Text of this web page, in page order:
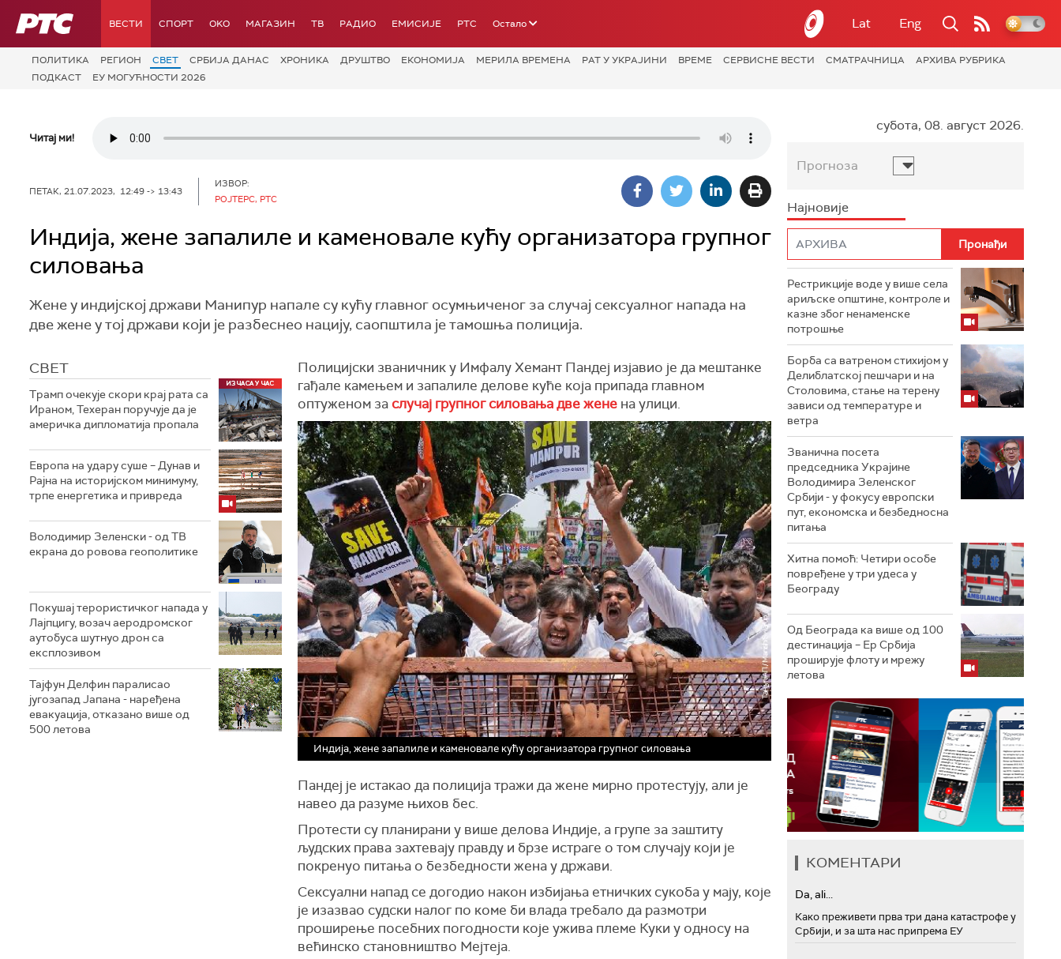
РТС ВЕСТИ СПОРТ OKO МАГАЗИН ТВ РАДИО ЕМИСИЈЕ РТС Остало Lat Eng
ПОЛИТИКА РЕГИОН СВЕТ СРБИЈА ДАНАС ХРОНИКА ДРУШТВО ЕКОНОМИЈА МЕРИЛА ВРЕМЕНА РАТ У УКРАЈИНИ ВРЕМЕ СЕРВИСНЕ ВЕСТИ СМАТРАЧНИЦА
АРХИВА РУБРИКА
ПОДКАСТ
ЕУ МОГУЋНОСТИ 2026
Читај ми!
ПЕТАК, 21.07.2023, 12:49 -> 13:43
ИЗВОР:
РОЈТЕРС, РТС
Индија, жене запалиле и каменовале кућу организатора групног
силовања
Жене у индијској држави Манипур напале су кућу главног осумњиченог за случај сексуалног напада на
две жене у тој држави који је разбеснео нацију, саопштила је тамошња полиција.
СВЕТ
Трамп очекује скори крај рата са
Ираном, Техеран поручује да је
америчка дипломатија пропала
Европа на удару суше – Дунав и
Рајна на историјском минимуму,
трпе енергетика и привреда
Володимир Зеленски - од ТВ
екрана до ровова геополитике
Покушај терористичког напада у
Лајпцигу, возач аеродромског
аутобуса шутнуо дрон са
експлозивом
Тајфун Делфин паралисао
југозапад Јапана - наређена
евакуација, отказано више од
500 летова
Полицијски званичник у Имфалу Хемант Пандеј изјавио је да мештанке
гађале камењем и запалиле делове куће која припада главном
оптуженом за случај групног силовања две жене на улици.
Индија, жене запалиле и каменовале кућу организатора групног силовања
Пандеј је истакао да полиција тражи да жене мирно протестују, али је
навео да разуме њихов бес.
Протести су планирани у више делова Индије, а групе за заштиту
људских права захтевају правду и брзе истраге о том случају који је
покренуо питања о безбедности жена у држави.
Сексуални напад се догодио након избијања етничких сукоба у мају, које
је изазвао судски налог по коме би влада требало да размотри
проширење посебних погодности које ужива племе Куки у односу на
већинско становништво Мејтеја.
субота, 08. август 2026.
Прогноза
Најновије
Рестрикције воде у више села
ариљске општине, контроле и
казне због ненаменске
потрошње
Борба са ватреном стихијом у
Делиблатској пешчари и на
Столовима, стање на терену
зависи од температуре и
ветра
Званична посета
председника Украјине
Володимира Зеленског
Србији - у фокусу европски
пут, економска и безбедносна
питања
Хитна помоћ: Четири особе
повређене у три удеса у
Београду
Од Београда ка више од 100
дестинација – Ер Србија
проширује флоту и мрежу
летова
КОМЕНТАРИ
Da, ali...
Како преживети прва три дана катастрофе у
Србији, и за шта нас припрема ЕУ